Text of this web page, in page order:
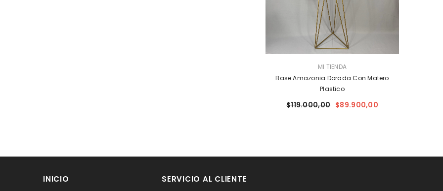
MI TIENDA
Base Amazonia Dorada Con Matero
Plastico
$119.000,00 $89.900,00
INICIO SERVICIO AL CLIENTE